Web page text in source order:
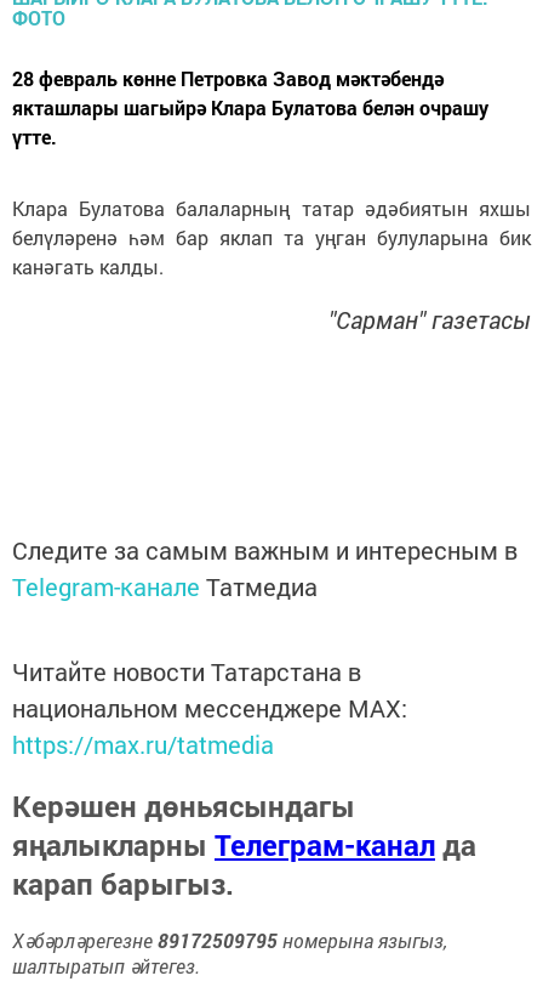
28 февраль көнне Петровка Завод мәктәбендә
якташлары шагыйрә Клара Булатова белән очрашу
үтте.
Клара Булатова балаларның татар әдәбиятын яхшы
белүләренә һәм бар яклап та уңган булуларына бик
канәгать калды.
"Сарман" газетасы
Следите за самым важным и интересным в
Telegram-канале Татмедиа
Читайте новости Татарстана в
национальном мессенджере MАХ:
https://max.ru/tatmedia
Керәшен дөньясындагы
яңалыкларны Телеграм-каналда
карап барыгыз.
Хәбәрләрегезне89172509795номерына языгыз,
шалтыратып әйтегез.